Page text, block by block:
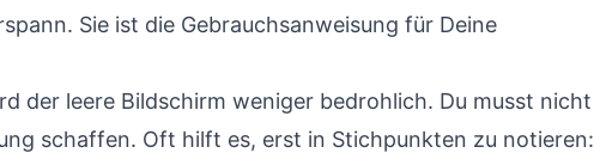
Sie ist die Gebrauchsanweisung für Deine
der leere Bildschirm weniger bedrohlich. Du musst nicht
schaffen. Oft hilft es, erst in Stichpunkten zu notieren: